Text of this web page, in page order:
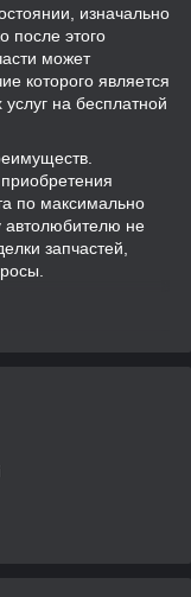
изначально
после этого
может
которого является
на бесплатной
по максимально
автолюбителю не
запчастей,